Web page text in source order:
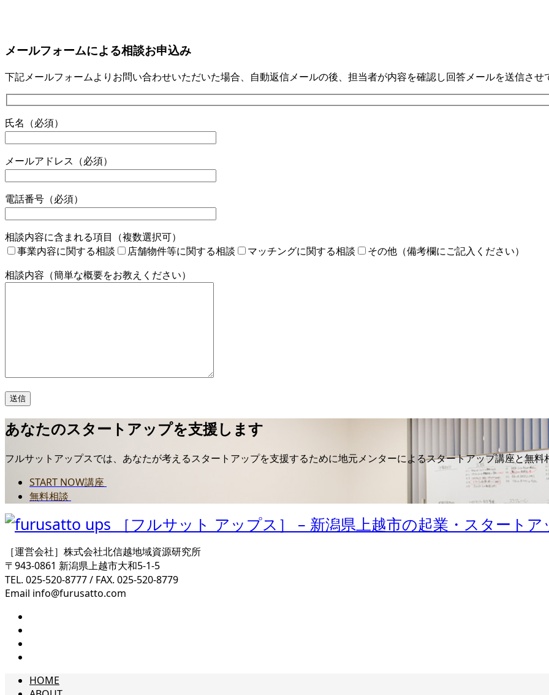
メールフォームによる相談お申込み
下記メールフォームよりお問い合わせいただいた場合、自動返信メールの後、担当者が内容を確認し回答メールを送信させ
氏名（必須）
メールアドレス（必須）
電話番号（必須）
相談内容に含まれる項目（複数選択可）
事業内容に関する相談
店舗物件等に関する相談 マッチングに関する相談
その他（備考欄にご記入ください）
相談内容（簡単な概要をお教えください）
あなたのスタートアップを支援します
フルサットアップスでは、あなたが考えるスタートアップを支援するために地元メンターによるスタートアップ講座と無料
START NOW講座
無料相談
［運営会社］株式会社北信越地域資源研究所
〒943-0861 新潟県上越市大和5-1-5
TEL. 025-520-8777 / FAX. 025-520-8779
Email info@furusatto.com
HOME